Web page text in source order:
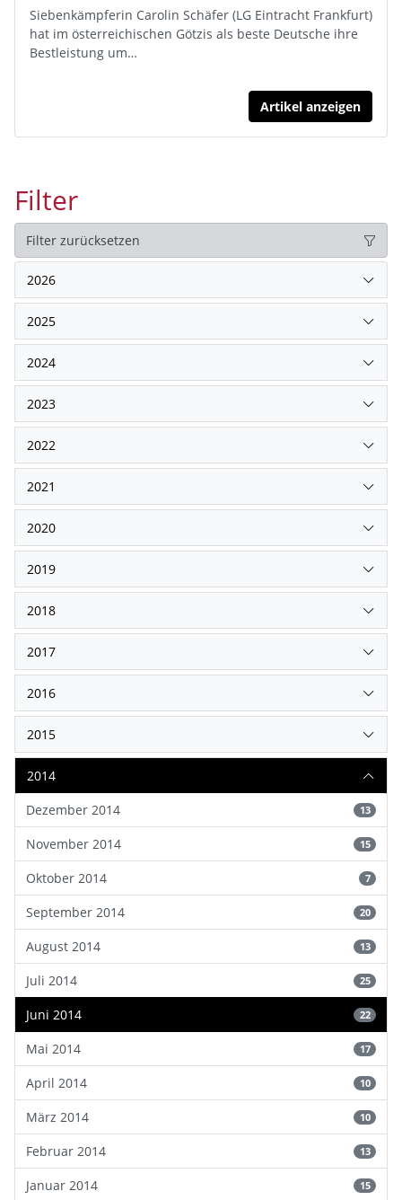
Siebenkämpferin Carolin Schäfer (LG Eintracht Frankfurt)
hat im österreichischen Götzis als beste Deutsche ihre
Bestleistung um…
Artikel anzeigen
Filter
Filter zurücksetzen
2026
2025
2024
2023
2022
2021
2020
2019
2018
2017
2016
2015
2014
Dezember 2014
13
November 2014 15
Oktober 2014 7
September 2014 20
August 2014 13
Juli 2014 25
Juni 2014 22
Mai 2014 17
April 2014 10
März 2014 10
Februar 2014 13
Januar 2014 15